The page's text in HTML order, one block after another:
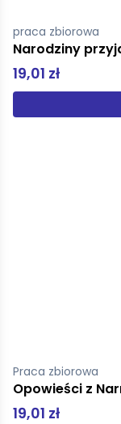
praca zbiorowa
Narodziny
19,01 zł
Praca zbiorowa
19,01 zł